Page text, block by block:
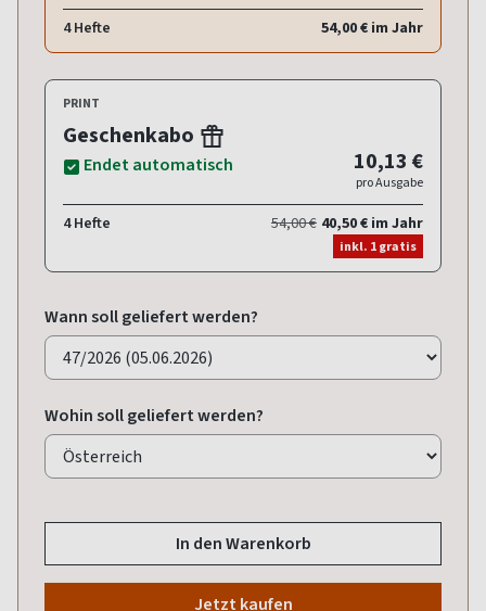
4 Hefte 54,00 € im Jahr
PRINT
Geschenkabo
Endet automatisch 10,13 €
pro Ausgabe
4 Hefte 54,00 € 40,50 € im Jahr
inkl. 1 gratis
Wann soll geliefert werden?
Wohin soll geliefert werden?
In den Warenkorb
Jetzt kaufen